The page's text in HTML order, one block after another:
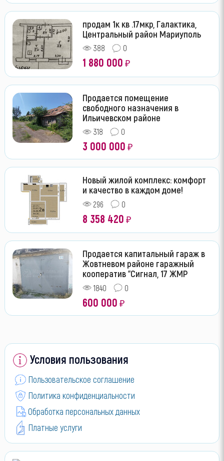
продам 1к кв .17мкр, Галактика,
Центральный район Мариуполь
388 0
1 880 000 ₽
Продается помещение
свободного назначения в
Ильичевском районе
318 0
3 000 000 ₽
Новый жилой комплекс: комфорт
и качество в каждом доме!
296 0
8 358 420 ₽
Продается капитальный гараж в
Жовтневом районе гаражный
кооператив "Сигнал, 17 ЖМР
1840 0
600 000 ₽
Условия пользования
Пользовательское соглашение
Политика конфиденциальности
Обработка персональных данных
Платные услуги